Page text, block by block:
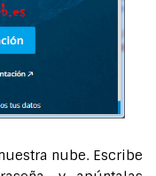
nube. Escribe